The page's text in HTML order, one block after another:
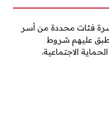
فئات محددة من أسر
عليهم شروط
الاجتماعية.